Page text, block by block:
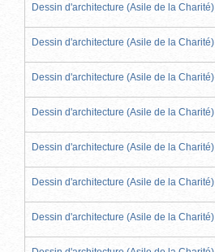
Dessin d'architecture (Asile de la Charité)
Dessin d'architecture (Asile de la Charité)
Dessin d'architecture (Asile de la Charité)
Dessin d'architecture (Asile de la Charité)
Dessin d'architecture (Asile de la Charité)
Dessin d'architecture (Asile de la Charité)
Dessin d'architecture (Asile de la Charité)